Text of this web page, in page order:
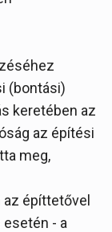
(bontási)
keretében az
az építési
meg,
az építtetővel
- a